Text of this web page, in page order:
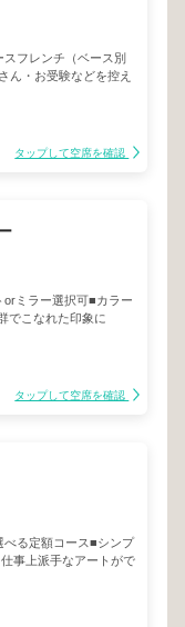
フレンチ（ベース別
ん・お受験などを控え
タップして空席を確認
ミラー選択可■カラー
でこなれた印象に
タップして空席を確認
る定額コース■シンプ
事上派手なアートがで